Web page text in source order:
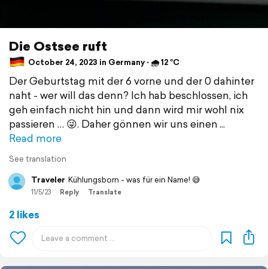
Die Ostsee ruft
October 24, 2023 in Germany ⋅ 🌧 12 °C
Der Geburtstag mit der 6 vorne und der 0 dahinter
naht - wer will das denn? Ich hab beschlossen, ich
geh einfach nicht hin und dann wird mir wohl nix
passieren … 😜. Daher gönnen wir uns einen
Read more
See translation
Traveler Kühlungsborn - was für ein Name! 😅
11/5/23 Reply Translate
2 likes